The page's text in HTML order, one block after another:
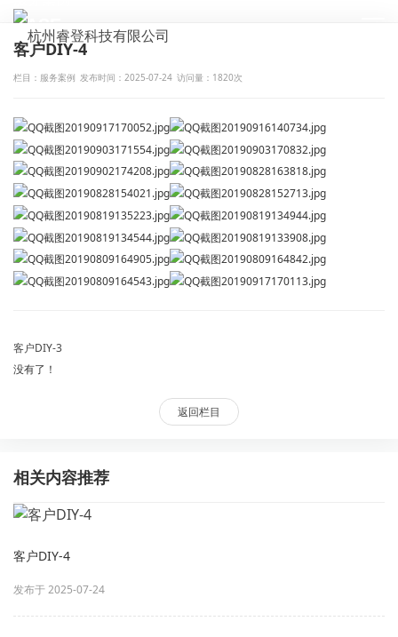
CASE
客户DIY-4
栏目：服务案例 发布时间：2025-07-24 访问量：1820次
客户DIY-3
没有了！
返回栏目
相关内容推荐
客户DIY-4
发布于 2025-07-24